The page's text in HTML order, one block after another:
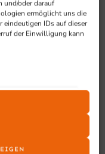
und/oder darauf
ermöglicht uns die
eindeutigen IDs auf dieser
der Einwilligung kann
Stürzen aus 1,5